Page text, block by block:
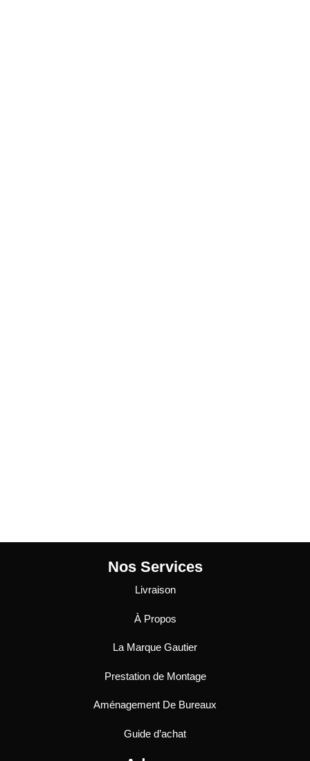
Nos Services
Livraison
À Propos
La Marque Gautier
Prestation de Montage
Aménagement De Bureaux
Guide d’achat